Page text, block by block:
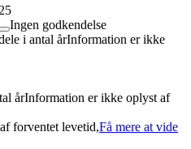
Ingen godkendelse
i antal årInformation er ikke
årInformation er ikke oplyst af
forventet levetid,Få mere at vide